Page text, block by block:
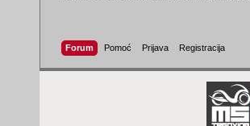
Forum Pomoć Prijava Registracija